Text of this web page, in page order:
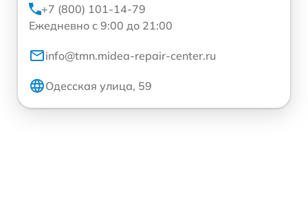
+7 (800) 101-14-79
Ежедневно с 9:00 до 21:00
info@tmn.midea-repair-center.ru
Одесская улица, 59